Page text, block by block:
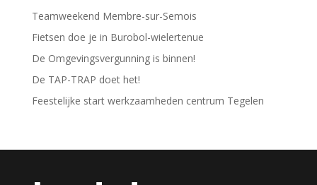
Teamweekend Membre-sur-Semois
Fietsen doe je in Burobol-wielertenue
De Omgevingsvergunning is binnen!
De TAP-TRAP doet het!
Feestelijke start werkzaamheden centrum Tegelen